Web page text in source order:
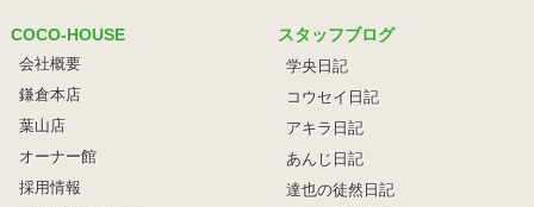
COCO-HOUSE
会社概要
鎌倉本店
葉山店
オーナー館
採用情報
スタッフブログ
学央日記
コウセイ日記
アキラ日記
あんじ日記
達也の徒然日記